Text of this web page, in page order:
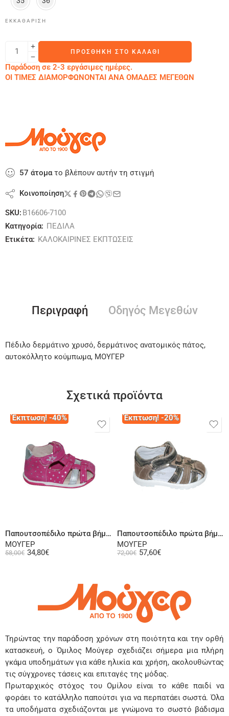
ΕΚΚΑΘΆΡΙΣΗ
ΠΡΟΣΘΉΚΗ ΣΤΟ ΚΑΛΆΘΙ
Παράδοση σε 2-3 εργάσιμες ημέρες.
ΟΙ ΤΙΜΕΣ ΔΙΑΜΟΡΦΩΝΟΝΤΑΙ ΑΝΑ ΟΜΑΔΕΣ ΜΕΓΕΘΩΝ
57 άτοματο βλέπουν αυτήν τη στιγμή
Κοινοποίηση
SKU: B16606-7100
Κατηγορία: ΠΕΔΙΛΑ
Ετικέτα: ΚΑΛΟΚΑΙΡΙΝΕΣ ΕΚΠΤΩΣΕΙΣ
Περιγραφή Οδηγός Μεγεθών
Πέδιλο δερμάτινο χρυσό, δερμάτινος ανατομικός πάτος,
αυτοκόλλητο κούμπωμα, ΜΟΥΓΕΡ
Σχετικά προϊόντα
Έκπτωση! -40%
Παπουτσοπέδιλο πρώτα βήματα ψηλή φτέρνα δερμάτινο σαμουά φούξια
ΜΟΥΓΕΡ
58,00€ 34,80€
Έκπτωση! -20%
Παπουτσοπέδιλο πρώτα βήματα ψηλή φτέρνα δερμάτινο λαδί
ΜΟΥΓΕΡ
72,00€ 57,60€
Τηρώντας την παράδοση χρόνων στη ποιότητα και την ορθή
κατασκευή, ο Όμιλος Μούγερ σχεδιάζει σήμερα μια πλήρη
γκάμα υποδημάτων για κάθε ηλικία και χρήση, ακολουθώντας
τις σύγχρονες τάσεις και επιταγές της μόδας.
Πρωταρχικός στόχος του Ομίλου είναι το κάθε παιδί να
φοράει το κατάλληλο παπούτσι για να περπατάει σωστά. Όλα
τα υποδήματα σχεδιάζονται με γνώμονα το σωστό βάδισμα